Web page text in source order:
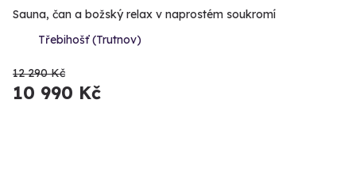
Sauna, čan a božský relax v naprostém soukromí
Třebihošť (Trutnov)
12 290 Kč
10 990 Kč